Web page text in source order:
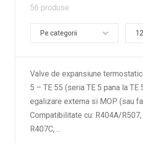
56 produse
Pe categorii 12
Valve de expansiune
5 – TE 55 (seria TE 5 pana la TE
egalizare externa si MOP (sau
Compatibilitate cu: R404A/R507,
R407C,